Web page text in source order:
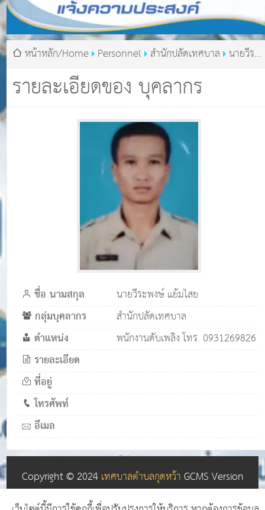
รายละเอียดของ บุคลากร
หน้าหลัก/Home Personnel สำนักปลัดเทศบาล นายวีระ
ชื่อ นามสกุล นายวีระพงษ์ แย้มไสย
กลุ่มบุคลากร สำนักปลัดเทศบาล
ตำแหน่ง พนักงานดับเพลิง โทร. 0931269826
รายละเอียด
ที่อยู่
โทรศัพท์
อีเมล
Copyright © 2024เทศบาลตำบลกุดหว้าGCMS Version
14.0.1 designed byเว็บไซต์สำเร็จรูป เว็บ อบต. เว็บโรงเรียน